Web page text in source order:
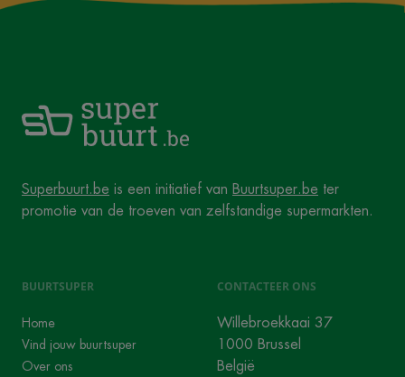
Superbuurt.be is een initiatief van Buurtsuper.be ter
promotie van de troeven van zelfstandige supermarkten.
BUURTSUPER
Home
Vind jouw buurtsuper
Over ons
CONTACTEER ONS
Willebroekkaai 37
1000 Brussel
België